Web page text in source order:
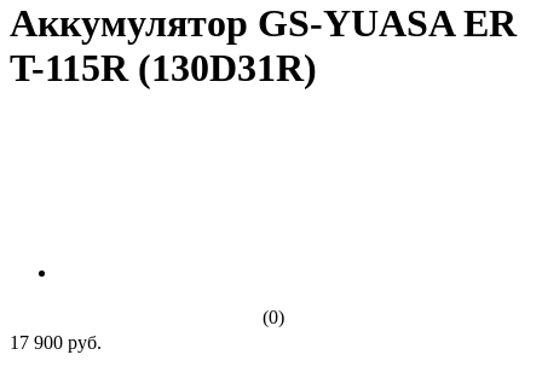
Аккумулятор GS-YUASA ER
T-115R (130D31R)
(0)
17 900 руб.